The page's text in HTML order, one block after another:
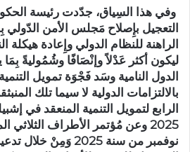
وفي هذا السِياق، جدّدت رئيسة
التعجيل بإِصلاح مَجلس الأمن الدّولي
الراهنة للنظام الدولي وإِعادة هيكلة
ليكون أكثر عَدْلاً وإنْصَافًا وشُمُوليةً
الدول النامية وسَد فَجْوَة تمويل
بالالتزامات الدولية لا سيما تلك
الرابع لتمويل التنمية المنعقد في
2025 وعن مُؤتمر الأطراف الثلاثي
نوفمبر من سنة 2025